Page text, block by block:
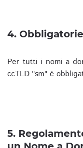
4.
Per tutti i nomi a
ccTLD "sm" è
5.